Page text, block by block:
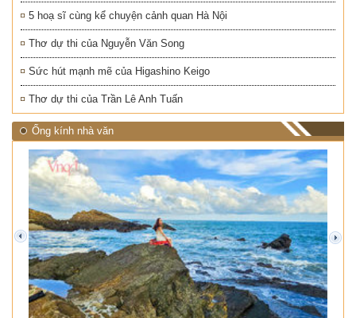
5 hoạ sĩ cùng kể chuyện cảnh quan Hà Nội
Thơ dự thi của Nguyễn Văn Song
Sức hút mạnh mẽ của Higashino Keigo
Thơ dự thi của Trần Lê Anh Tuấn
Ống kính nhà văn
prev next